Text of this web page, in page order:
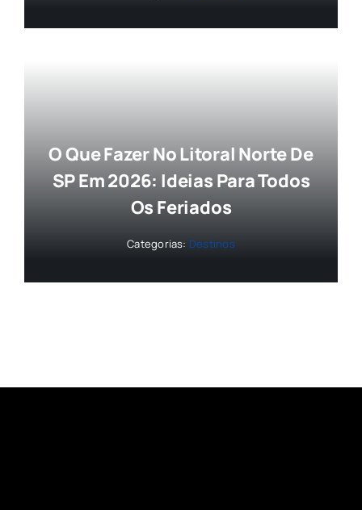
O Que Fazer No Litoral Norte De
SP Em 2026: Ideias Para Todos
Os Feriados
Categorias: Destinos